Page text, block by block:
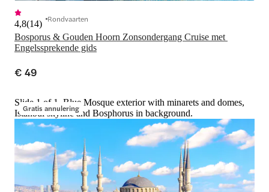
Bosporus & Gouden Hoorn Zonsondergang Cruise met
Engelssprekende gids
4,8(14) Rondvaarten
€ 49
Gratis annulering
Slide 1 of 1, Blue Mosque exterior with minarets and domes,
Istanbul skyline and Bosphorus in background.